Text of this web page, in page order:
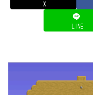
X
LINE